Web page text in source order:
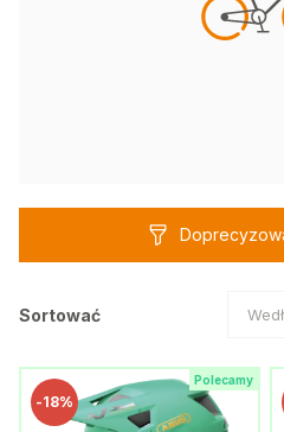
Sortować
Polecamy
-18%